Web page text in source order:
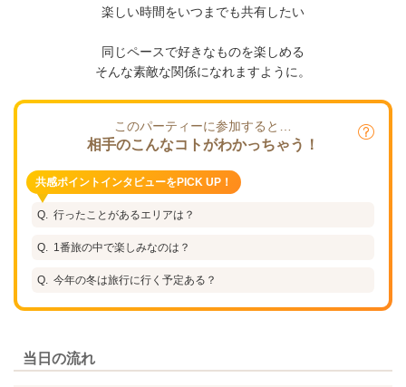
楽しい時間をいつまでも共有したい
同じペースで好きなものを楽しめる
そんな素敵な関係になれますように。
このパーティーに参加すると…
相手のこんなコトがわかっちゃう！
共感ポイントインタビューをPICK UP！
行ったことがあるエリアは？
1番旅の中で楽しみなのは？
今年の冬は旅行に行く予定ある？
当日の流れ